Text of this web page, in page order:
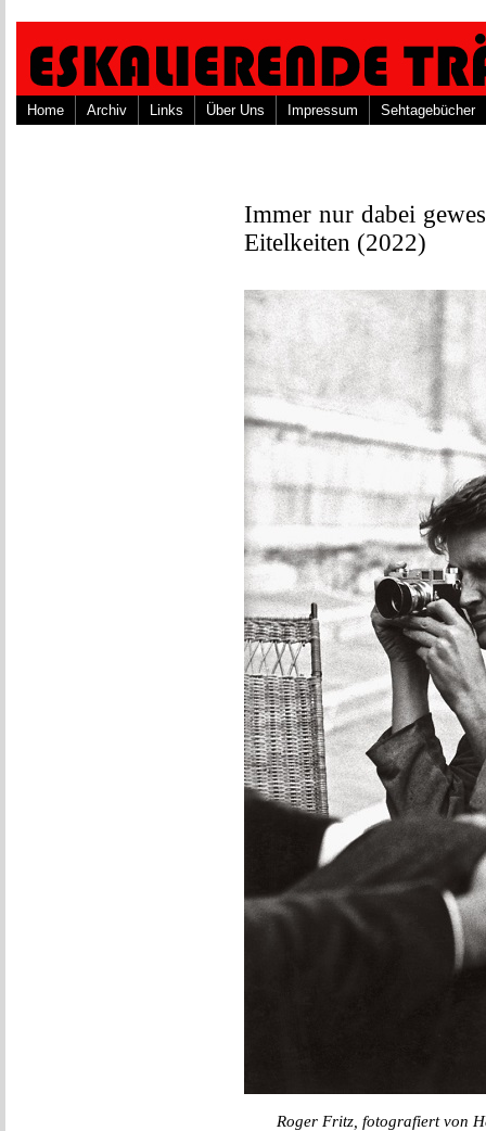
Home Archiv Links Über Uns Impressum Sehtagebücher
Immer nur dabei
Eitelkeiten (2022)
Roger Fritz, fotografiert von